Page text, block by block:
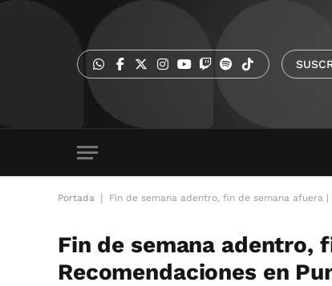
Portada Fin de semana adentro, fin de semana afuera
Fin de semana adentro,
Recomendaciones en